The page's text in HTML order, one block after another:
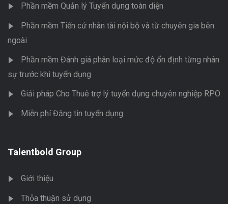
Phần mềm Quản lý Tuyển dụng toàn diện
Phần mềm Tiến cử nhân tài nội bộ và từ chuyên gia bên
ngoài
Phần mềm Đánh giá phân loại mức độ ổn định từng nhân
sự trước khi tuyển dụng
Giải pháp Cho Thuê trợ lý tuyển dụng chuyên nghiệp RPO
Miễn phí Đăng tin tuyển dụng
Talentbold Group
Giới thiệu
Thỏa thuận sử dụng